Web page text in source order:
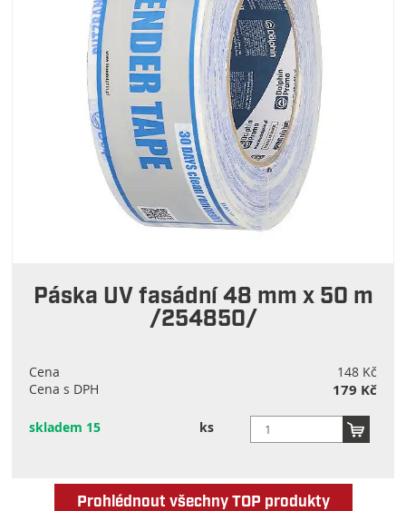
Páska UV fasádní 48 mm x 50 m
/254850/
Cena
148 Kč
Cena s DPH
179 Kč
skladem 15 ks
Prohlédnout všechny TOP produkty